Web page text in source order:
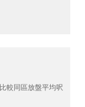
比較同區放盤平均呎